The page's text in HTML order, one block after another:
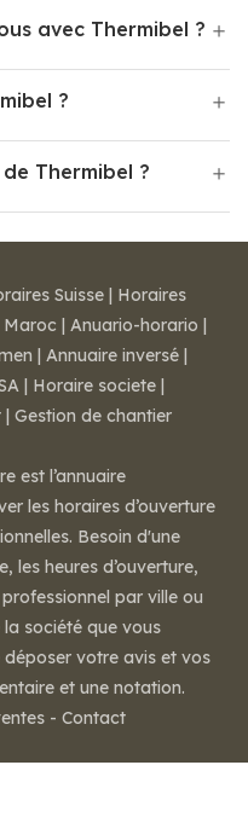
avec Thermibel ?
?
Thermibel ?
Suisse | Horaires
Maroc | Anuario-horario |
| Annuaire inversé |
| Horaire societe |
| Gestion de chantier
est l’annuaire
les horaires d’ouverture
Besoin d'une
les heures d’ouverture,
par ville ou
société que vous
votre avis et vos
et une notation.
- Contact